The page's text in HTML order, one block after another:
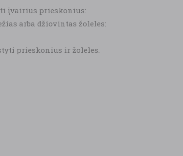
įvairius prieskonius:
arba džiovintas žoleles:
prieskonius ir žoleles.